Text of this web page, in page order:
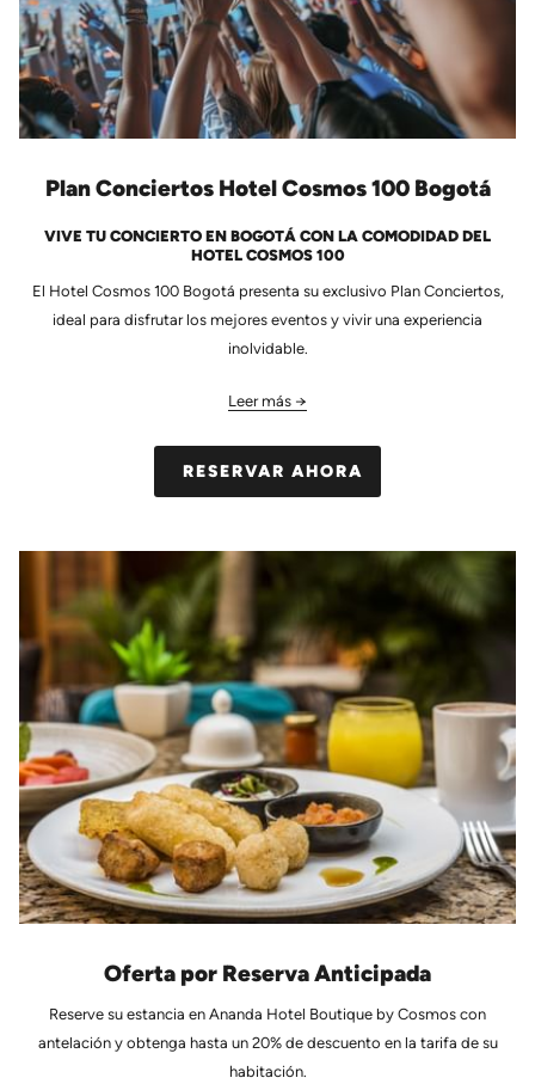
Plan Conciertos Hotel Cosmos 100 Bogotá
VIVE TU CONCIERTO EN BOGOTÁ CON LA COMODIDAD DEL
HOTEL COSMOS 100
El Hotel Cosmos 100 Bogotá presenta su exclusivo Plan Conciertos,
ideal para disfrutar los mejores eventos y vivir una experiencia
inolvidable.
Leer más
RESERVAR AHORA
Oferta por Reserva Anticipada
Reserve su estancia en Ananda Hotel Boutique by Cosmos con
antelación y obtenga hasta un 20% de descuento en la tarifa de su
habitación.